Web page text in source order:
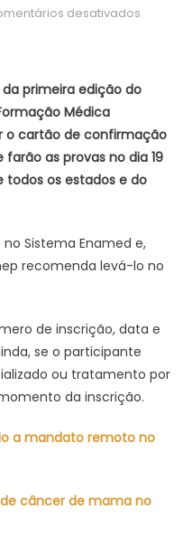
desativadosem
2025
podem
local
primeira edição do
Médica
o cartão de confirmação
as provas no dia 19
todos os estados e do
Sistema Enamed e,
recomenda levá-lo no
de inscrição, data e
se o participante
ou tratamento por
da inscrição.
a mandato remoto no
câncer de mama no